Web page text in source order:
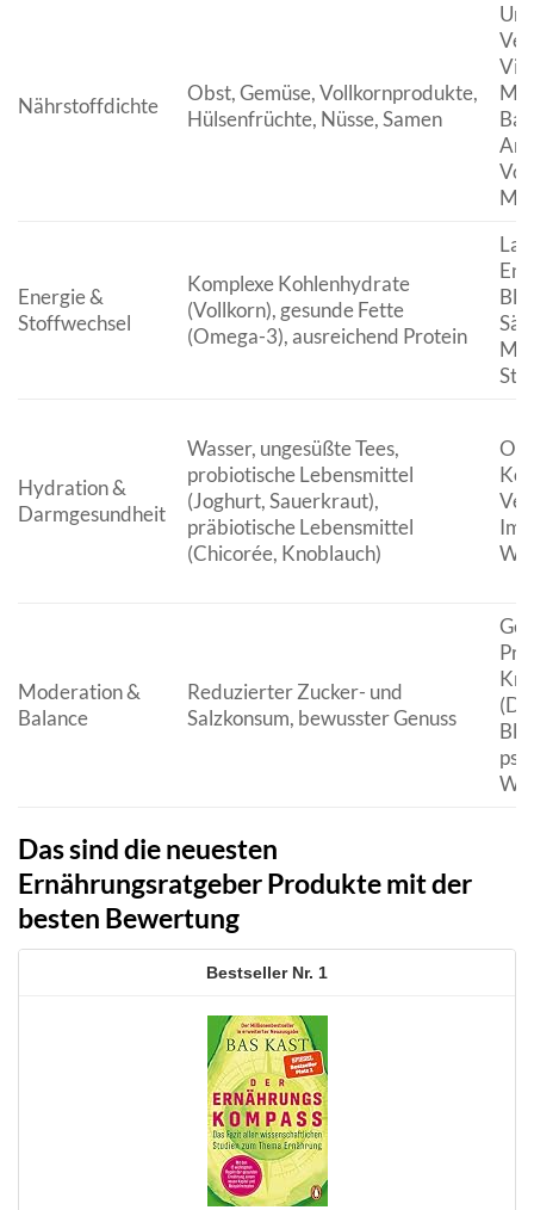
Nährstoffdichte
Obst, Gemüse, Vollkornprodukte,
Hülsenfrüchte, Nüsse, Samen
Energie &
Stoffwechsel
Komplexe Kohlenhydrate
(Vollkorn), gesunde Fette
(Omega-3), ausreichend Protein
Hydration &
Darmgesundheit
Wasser, ungesüßte Tees,
probiotische Lebensmittel
(Joghurt, Sauerkraut),
präbiotische Lebensmittel
(Chicorée, Knoblauch)
Moderation &
Balance
Reduzierter Zucker- und
Salzkonsum, bewusster Genuss
Das sind die neuesten
Ernährungsratgeber Produkte mit der
besten Bewertung
1